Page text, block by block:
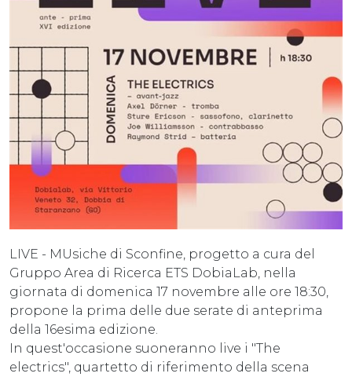
LIVE - MUsiche di Sconfine, progetto a cura del
Gruppo Area di Ricerca ETS DobiaLab, nella
giornata di domenica 17 novembre alle ore 18:30,
propone la prima delle due serate di anteprima
della 16esima edizione.
In quest'occasione suoneranno live i "The
electrics", quartetto di riferimento della scena